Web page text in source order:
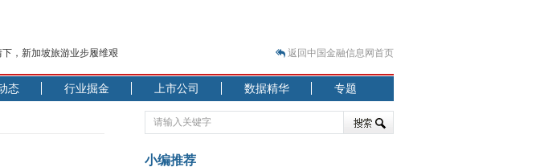
下，新加坡旅游业步履维艰
下的香港零售业如何浴火重生？
下一家香港传统零售商的转型突围之旅
基金市场数据分析周报（2020. 07.27—2020.07.31）
查】同业存单、结构性存款玩起“跷跷板” 结构性失衡藏
返回中国金融信息网首页
态 行业掘金 上市公司 数据精华 专题
小编推荐